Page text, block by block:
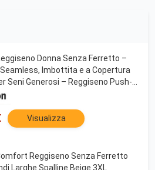
Donna Senza Ferretto –
Imbottita e a Copertura
Seni Generosi – Reggiseno Push-
Ideale da Indossare sotto Le
per Dormire
Visualizza
Reggiseno Senza Ferretto
Larghe Spalline Beige 3XL